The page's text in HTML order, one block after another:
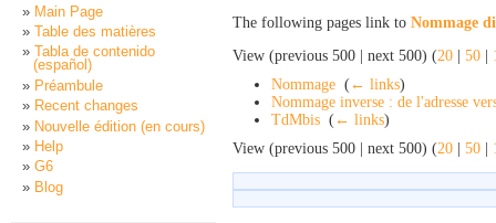
The following pages link to Nommage
View (previous 500 | next 500) (20 | 50 |
Nommage ( ← links)
Nommage inverse : de l'adresse
TdMbis ( ← links)
View (previous 500 | next 500) (20 | 50 |
Main Page
Table des matières
Tabla de contenido
(español)
Préambule
Recent changes
Nouvelle édition (en cours)
Help
G6
Blog